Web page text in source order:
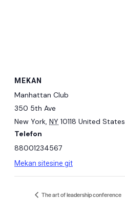
MEKAN
Manhattan Club
350 5th Ave
New York, NY 10118 United States
Telefon
88001234567
Mekan sitesine git
The art of leadership conference